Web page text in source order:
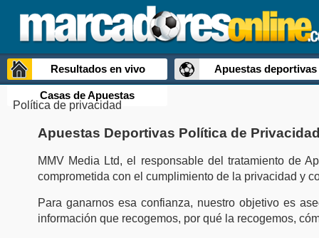
Resultados en vivo Apuestas deportivas
Casas de Apuestas
Política de privacidad
Apuestas Deportivas Política de
MMV Media Ltd, el responsable del tratamiento de
comprometida con el cumplimiento de la privacidad y
Para ganarnos esa confianza, nuestro objetivo es
información que recogemos, por qué la recogemos,
Condiciones Legales ·Política Privacidad·Cookies ·sitemap·sitemap partidos.